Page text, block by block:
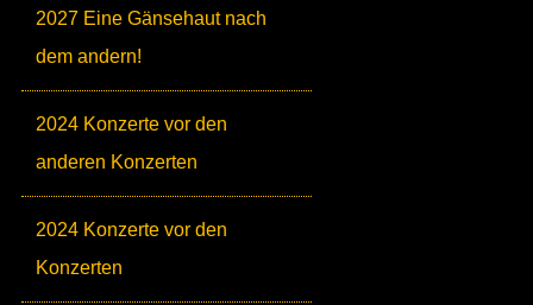
2027 Eine Gänsehaut nach
dem andern!
2024 Konzerte vor den
anderen Konzerten
2024 Konzerte vor den
Konzerten